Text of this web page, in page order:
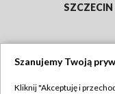
SZCZECIN
Szanujemy Twoją
Kliknij "Akceptuję i